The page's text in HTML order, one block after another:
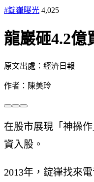
#錠嵂曝光 4,025
龍巖砸4.2
原文出處：經濟日報
作者：陳美玲
在股市展現「神操
資入股。
2013年，錠嵂找來